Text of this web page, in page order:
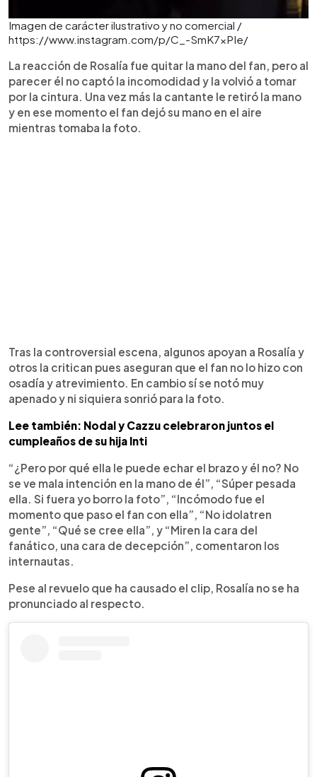
Imagen de carácter ilustrativo y no comercial /
https://www.instagram.com/p/C_-SmK7xPIe/
La reacción de Rosalía fue quitar la mano del fan, pero al
parecer él no captó la incomodidad y la volvió a tomar
por la cintura. Una vez más la cantante le retiró la mano
y en ese momento el fan dejó su mano en el aire
mientras tomaba la foto.
Tras la controversial escena, algunos apoyan a Rosalía y
otros la critican pues aseguran que el fan no lo hizo con
osadía y atrevimiento. En cambio sí se notó muy
apenado y ni siquiera sonrió para la foto.
Lee también: Nodal y Cazzu celebraron juntos el
cumpleaños de su hija Inti
“¿Pero por qué ella le puede echar el brazo y él no? No
se ve mala intención en la mano de él”, “Súper pesada
ella. Si fuera yo borro la foto”, “Incómodo fue el
momento que paso el fan con ella”, “No idolatren
gente”, “Qué se cree ella”, y “Miren la cara del
fanático, una cara de decepción”, comentaron los
internautas.
Pese al revuelo que ha causado el clip, Rosalía no se ha
pronunciado al respecto.